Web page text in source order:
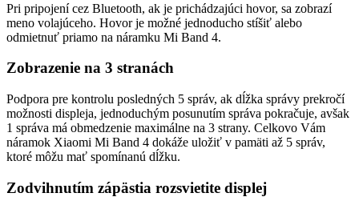
Pri pripojení cez Bluetooth, ak je prichádzajúci hovor, sa zobrazí
meno volajúceho. Hovor je možné jednoducho stíšiť alebo
odmietnuť priamo na náramku Mi Band 4.
Zobrazenie na 3 stranách
Podpora pre kontrolu posledných 5 správ, ak dĺžka správy prekročí
možnosti displeja, jednoduchým posunutím správa pokračuje, avšak
1 správa má obmedzenie maximálne na 3 strany. Celkovo Vám
náramok Xiaomi Mi Band 4 dokáže uložiť v pamäti až 5 správ,
ktoré môžu mať spomínanú dĺžku.
Zodvihnutím zápästia rozsvietite displej